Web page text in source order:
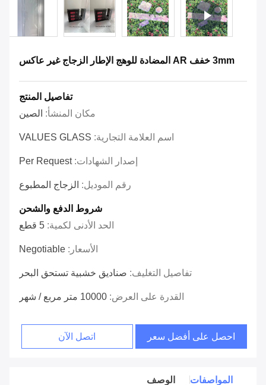
3mm خفف AR المضادة للوهج الإطار الزجاج غير عاكس
تفاصيل المنتج
مكان المنشأ: الصين
اسم العلامة التجارية: VALUES GLASS
إصدار الشهادات:Per Request
رقم الموديل: الزجاج المطبوع
شروط الدفع والشحن
الحد الأدنى لكمية: 5 قطع
الأسعار: Negotiable
تفاصيل التغليف: صناديق خشبية تستحق البحر
القدرة على العرض: 10000 متر مربع / شهر
احصل على أفضل سعر اتصل الآن
المواصفات الوصف